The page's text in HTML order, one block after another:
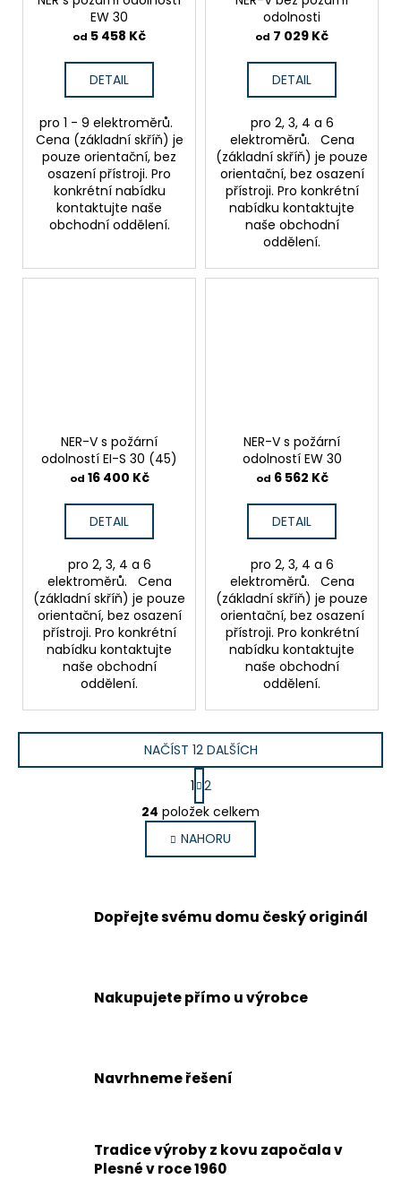
EW 30
od 5 458 Kč
DETAIL
pro 1 - 9 elektroměrů.
Cena (základní skříň) je
pouze orientační, bez
osazení přístroji. Pro
konkrétní nabídku
kontaktujte naše
obchodní oddělení.
odolnosti
od 7 029 Kč
DETAIL
pro 2, 3, 4 a 6
elektroměrů. Cena
(základní skříň) je pouze
orientační, bez osazení
přístroji. Pro konkrétní
nabídku kontaktujte
naše obchodní
oddělení.
NER-V s požární
odolností EI-S 30 (45)
od 16 400 Kč
DETAIL
pro 2, 3, 4 a 6
elektroměrů. Cena
(základní skříň) je pouze
orientační, bez osazení
přístroji. Pro konkrétní
nabídku kontaktujte
naše obchodní
oddělení.
NER-V s požární
odolností EW 30
od 6 562 Kč
DETAIL
pro 2, 3, 4 a 6
elektroměrů. Cena
(základní skříň) je pouze
orientační, bez osazení
přístroji. Pro konkrétní
nabídku kontaktujte
naše obchodní
oddělení.
O
v
l
á
c
v
ý
u
NAČÍST 12 DALŠÍCH
S
t
r
á
n
k
á
n
1 2
24 položek celkem
NAHORU
Dopřejte svému domu český originál
Nakupujete přímo u výrobce
Navrhneme řešení
Tradice výroby z kovu započala v
Plesné v roce 1960